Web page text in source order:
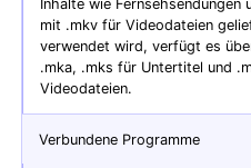
Inhalte wie
mit .mkv für Videodateien
verwendet wird, verfügt es
.mka, .mks für Untertitel und
Videodateien.
Verbundene Programme